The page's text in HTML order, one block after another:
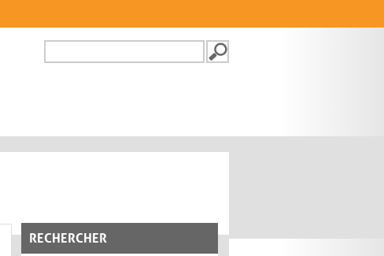
FORMULAIRE DE
RECHERCHER